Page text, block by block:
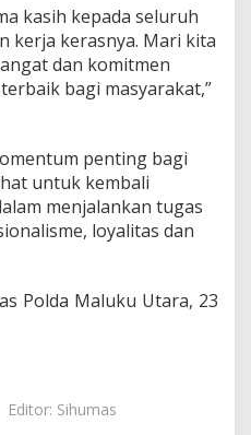
kasih kepada seluruh
kerja kerasnya. Mari kita
dan komitmen
bagi masyarakat,”
penting bagi
untuk kembali
menjalankan tugas
loyalitas dan
Polda Maluku Utara, 23
Editor: Sihumas